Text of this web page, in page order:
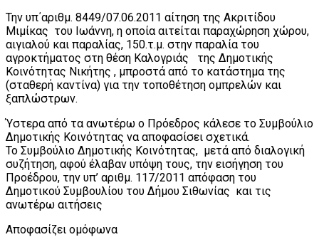
Την υπ΄αριθμ. 8449/07.06.2011 αίτηση της Ακριτίδου
Μιμίκας του Ιωάννη, η οποία αιτείται παραχώρηση χώρου,
αιγιαλού και παραλίας, 150.τ.μ. στην παραλία του
αγροκτήματος στη θέση Καλογριάς της Δημοτικής
Κοινότητας Νικήτης , μπροστά από το κατάστημα της
(σταθερή καντίνα) για την τοποθέτηση ομπρελών και
ξαπλώστρων.
Ύστερα από τα ανωτέρω ο Πρόεδρος κάλεσε το Συμβούλιο
Δημοτικής Κοινότητας να αποφασίσει σχετικά.
Το Συμβούλιο Δημοτικής Κοινότητας, μετά από διαλογική
συζήτηση, αφού έλαβαν υπόψη τους, την εισήγηση του
Προέδρου, την υπ’ αριθμ. 117/2011 απόφαση του
Δημοτικού Συμβουλίου του Δήμου Σιθωνίας και τις
ανωτέρω αιτήσεις
Αποφασίζει ομόφωνα